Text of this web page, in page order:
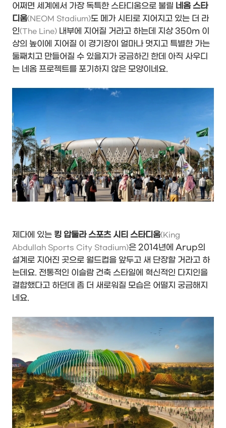
어쩌면 세계에서 가장 독특한 스타디움으로 불릴 네옴 스타
디움(NEOM Stadium)도 메가 시티로 지어지고 있는 더 라
인(The Line) 내부에 지어질 거라고 하는데 지상 350m 이
상의 높이에 지어질 이 경기장이 얼마나 멋지고 특별한 가는
둘째치고 만들어질 수 있을지가 궁금하긴 한데 아직 사우디
는 네옴 프로젝트를 포기하지 않은 모양이네요.
제다에 있는 킹 압둘라 스포츠 시티 스타디움(King
Abdullah Sports City Stadium)은 2014년에 Arup의
설계로 지어진 곳으로 월드컵을 앞두고 새 단장할 거라고 하
는데요. 전통적인 이슬람 건축 스타일에 혁신적인 다지인을
결합했다고 하던데 좀 더 새로워질 모습은 어떨지 궁금해지
네요.